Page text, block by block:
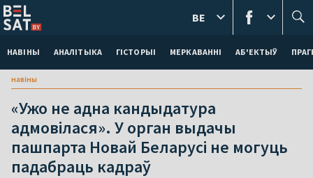
НАВІНЫ АНАЛІТЫКА ГІСТОРЫІ МЕРКАВАННI АБ'ЕКТЫЎ
BE
навіны
«Ужо не адна кандыдатура
адмовілася». У орган выдачы
пашпарта Новай Беларусі не могуць
падабраць кадраў